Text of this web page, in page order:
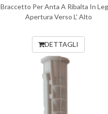
Braccetto Per Anta A Ribalta In
Apertura Verso L' Alto
DETTAGLI